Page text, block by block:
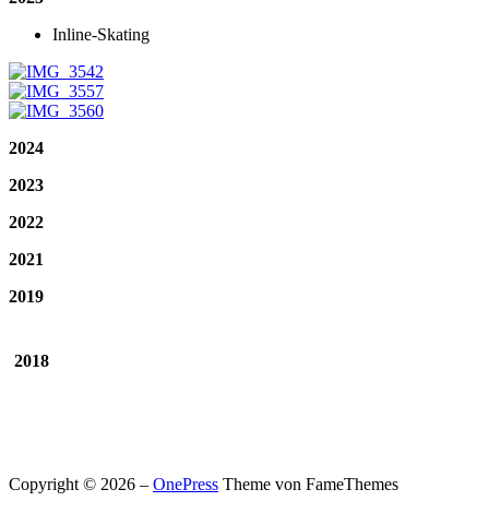
Inline-Skating
2024
2023
2022
2021
2019
2018
Copyright © 2026 – OnePress Theme von FameThemes